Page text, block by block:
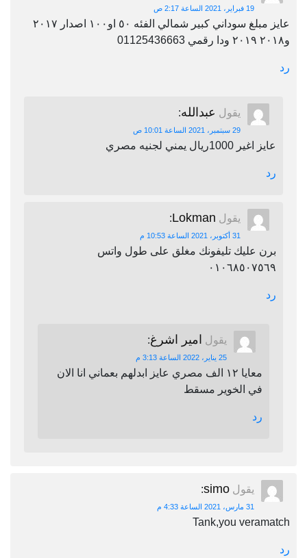
19 فبراير، 2021 الساعة 2:17 ص
عايز مبلغ سوداني كبير شمالي الفئه ٥٠ او١٠٠ اصدار ٢٠١٧
و٢٠١٨ ٢٠١٩ ودا رقمي 01125436663
رد
يقول عبدالله:
29 سبتمبر، 2021 الساعة 10:01 ص
عايز اغير 1000ريال يمني لجنيه مصري
رد
يقول Lokman
:
31 أكتوبر، 2021 الساعة 10:53 م
برن عليك تليفونك مغلق على طول واتس
٠١٠٦٨٥٠٧٥٦٩
رد
يقول امير اشرغ:
25 يناير، 2022 الساعة 3:13 م
معايا ١٢ الف مصري عايز ابدلهم بعماني انا الان
في الخوير مسقط
رد
يقول simo
:
31 مارس، 2021 الساعة 4:33 م
Tank,you veramatch
رد